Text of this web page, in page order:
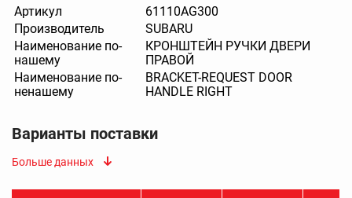
Артикул
61110AG300
Производитель
SUBARU
Наименование по-
нашему
КРОНШТЕЙН РУЧКИ ДВЕРИ
ПРАВОЙ
Наименование по-
ненашему
BRACKET-REQUEST DOOR
HANDLE RIGHT
Варианты поставки
Больше данных